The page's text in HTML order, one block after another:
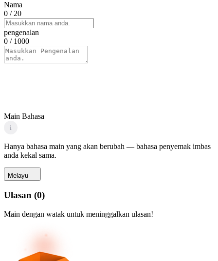
Nama
0 / 20
pengenalan
0 / 1000
Main Bahasa
i
Hanya bahasa main yang akan berubah — bahasa penyemak imbas
anda kekal sama.
Melayu
Ulasan (0)
Main dengan watak untuk meninggalkan ulasan!